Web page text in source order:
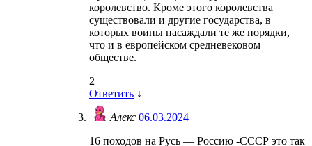
королевство. Кроме этого королевства
существовали и другие государства, в
которых воины насаждали те же порядки,
что и в европейском средневековом
обществе.
2
Ответить ↓
Алекс 06.03.2024
16 походов на Русь — Россию -СССР это так